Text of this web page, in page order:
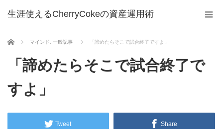
生涯使えるCherryCokeの資産運用術
ホーム マインド 一般記事 「諦めたらそこで試合終了ですよ」
「諦めたらそこで試合終了で
すよ」
Tweet Share